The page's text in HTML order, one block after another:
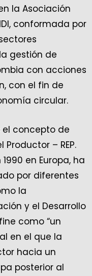
la Asociación
conformada por
gestión de
con acciones
con el fin de
circular.
concepto de
– REP.
en Europa, ha
por diferentes
la
y el Desarrollo
como “un
en el que la
hacia un
posterior al